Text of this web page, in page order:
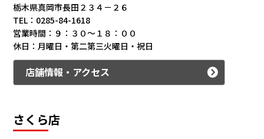
栃木県真岡市長田２３４－２６
TEL：0285-84-1618
営業時間：９：３０～１８：００
休日：月曜日・第二第三火曜日・祝日
店舗情報・アクセス
さくら店